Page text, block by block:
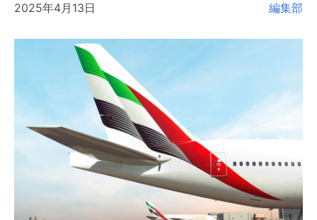
2025年4月13日 編集部